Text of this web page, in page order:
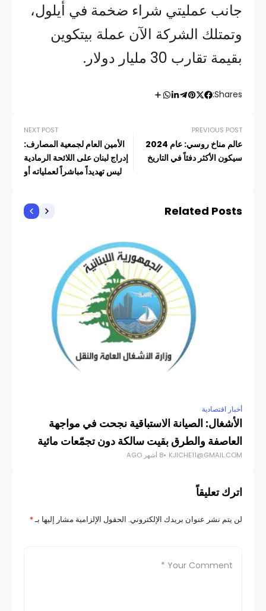
جانب عمليتي شراء ضخمة في أيلول،
وتمتلك الشركة الآن عملة بيتكوين
بقيمة تقارب 30 مليار دولار.
Shares:
PREVIOUS POST
عالم مناخ روسي: عام 2024
سيكون الأكثر دفئاً في التاريخ
NEXT POST
الأمين العام لجمعية المصارف:
إدراج لبنان على اللائحة الرمادية
ليس تهديداً مباشراً لعملياته أو
Related Posts
أخبار اقتصادية
الأشغال: الصيانة الاستباقية نجحت في مواجهة
العاصفة والطرق بقيت سالكة دون تجمّعات مائية
KJICHE11@GMAIL.COM 8 أشهر AGO
اترك تعليقاً
لن يتم نشر عنوان بريدك الإلكتروني. الحقول الإلزامية مشار إليها بـ*